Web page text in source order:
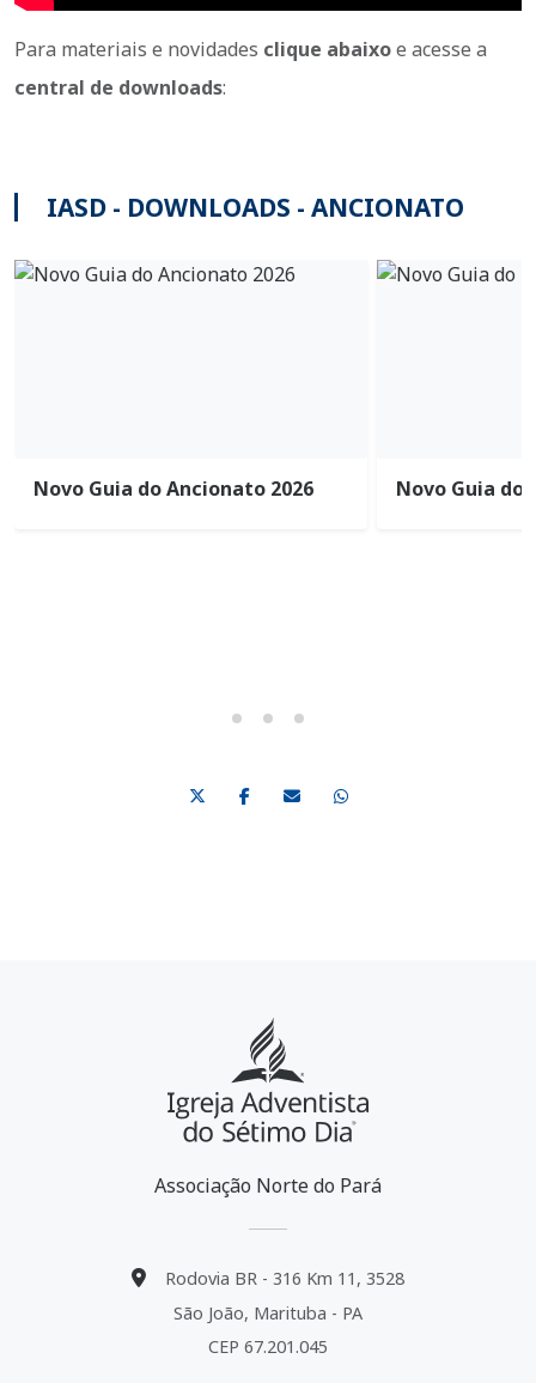
Para materiais e novidades clique abaixoe acesse a
central de downloads:
IASD - DOWNLOADS - ANCIONATO
Novo Guia do Ancionato 2026 Novo Guia do
Associação Norte do Pará
Rodovia BR - 316 Km 11, 3528
São João, Marituba - PA
CEP 67.201.045